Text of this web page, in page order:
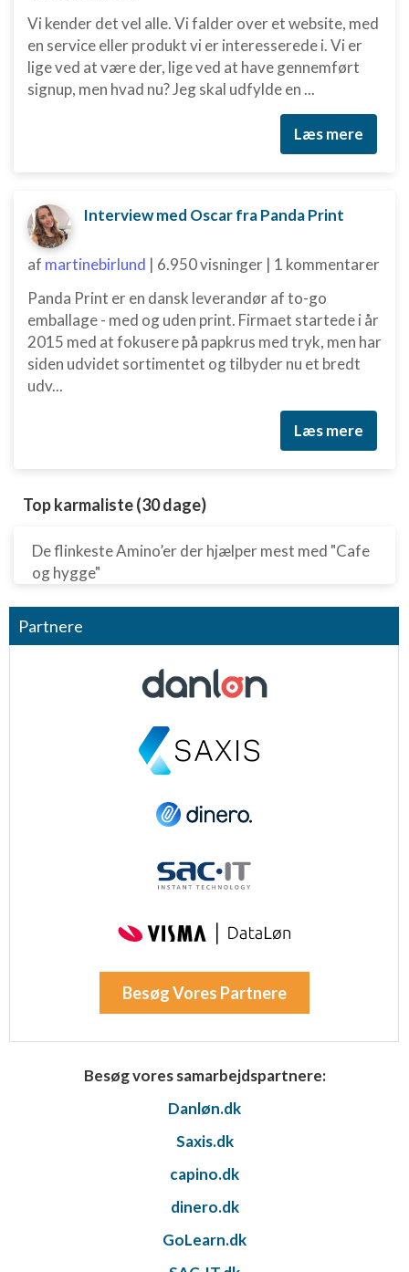
Vi kender det vel alle. Vi falder over et website, med
en service eller produkt vi er interesserede i. Vi er
lige ved at være der, lige ved at have gennemført
signup, men hvad nu? Jeg skal udfylde en ...
Læs mere
Interview med Oscar fra Panda Print
af martinebirlund | 6.950 visninger | 1 kommentarer
Panda Print er en dansk leverandør af to-go
emballage - med og uden print. Firmaet startede i år
2015 med at fokusere på papkrus med tryk, men har
siden udvidet sortimentet og tilbyder nu et bredt
udv...
Læs mere
Top karmaliste (30 dage)
De flinkeste Amino’er der hjælper mest med "Cafe
og hygge"
Partnere
Besøg Vores Partnere
Besøg vores samarbejdspartnere:
Danløn.dk
Saxis.dk
capino.dk
dinero.dk
GoLearn.dk
Bruge præcise geografiske
placeringsoplysninger
Identificere enheder baseret på aktivt
anmodede oplysninger
Funktionel
Annoncering / marketing